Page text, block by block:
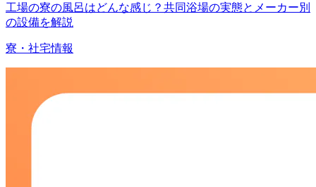
工場の寮の風呂はどんな感じ？共同浴場の実態とメーカー別
の設備を解説
寮・社宅情報